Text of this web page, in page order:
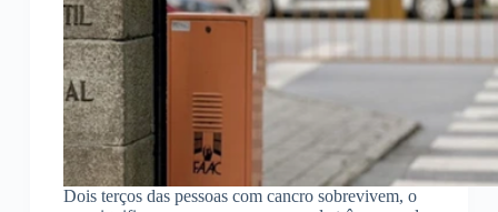
Dois terços das pessoas com cancro sobrevivem, o